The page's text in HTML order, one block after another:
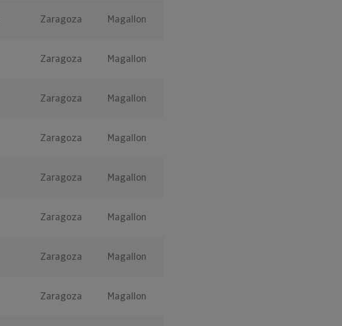
Zaragoza Magallon
Zaragoza Magallon
Zaragoza Magallon
Zaragoza Magallon
Zaragoza Magallon
Zaragoza Magallon
Zaragoza Magallon
Zaragoza Magallon